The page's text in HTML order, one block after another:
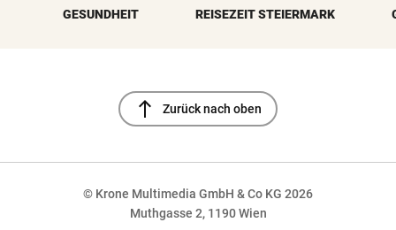
GESUNDHEIT REISEZEIT STEIERMARK
north Zurück nach oben
© Krone Multimedia GmbH & Co KG 2026
Muthgasse 2, 1190 Wien